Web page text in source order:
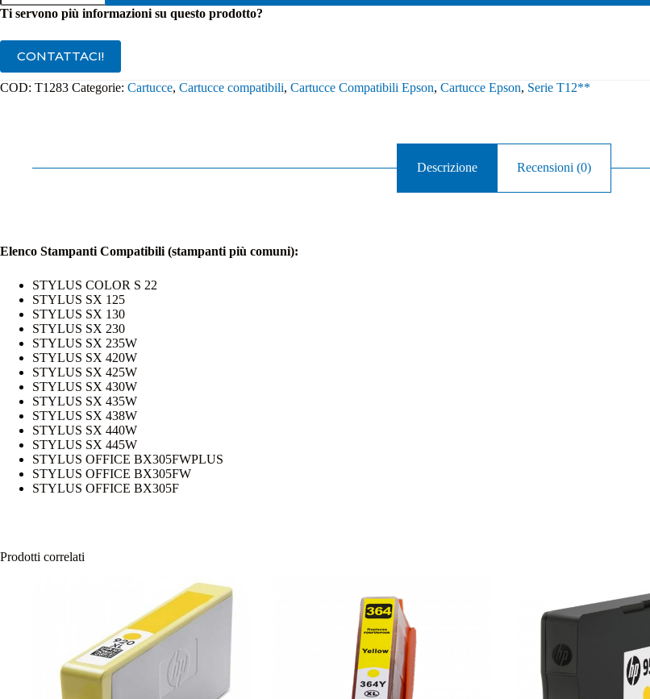
T1283
Magenta
Ti servono più informazioni su questo prodotto?
CONTATTACI!
COD: T1283 Categorie: Cartucce, Cartucce compatibili, Cartucce Compatibili Epson, Cartucce Epson, Serie T12**
Descrizione Recensioni (0)
Elenco Stampanti Compatibili (stampanti più comuni):
STYLUS COLOR S 22
STYLUS SX 125
STYLUS SX 130
STYLUS SX 230
STYLUS SX 235W
STYLUS SX 420W
STYLUS SX 425W
STYLUS SX 430W
STYLUS SX 435W
STYLUS SX 438W
STYLUS SX 440W
STYLUS SX 445W
STYLUS OFFICE BX305FWPLUS
STYLUS OFFICE BX305FW
STYLUS OFFICE BX305F
Prodotti correlati